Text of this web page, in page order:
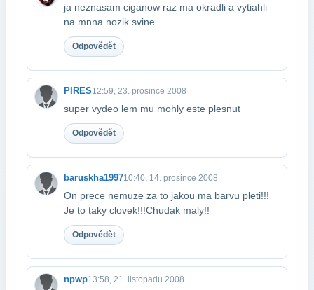
ja neznasam ciganow raz ma okradli a vytiahli
na mnna nozik svine........
Odpovědět
PIRES12:59, 23. prosince 2008
super vydeo lem mu mohly este plesnut
Odpovědět
baruskha199710:40, 14. prosince 2008
On prece nemuze za to jakou ma barvu pleti!!!
Je to taky clovek!!!Chudak maly!!
Odpovědět
npwp13:58, 21. listopadu 2008